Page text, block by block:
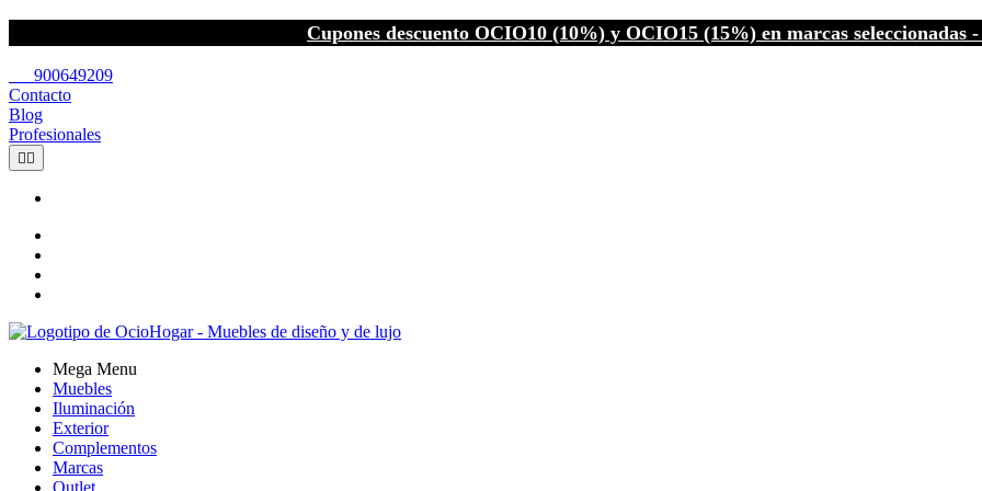
Cupones descuento OCIO10 (10%) y OCIO15 (15%) en marcas seleccionadas
900649209
Contacto
Blog
Profesionales
 
Mega Menu
Muebles
Iluminación
Exterior
Complementos
Marcas
Outlet